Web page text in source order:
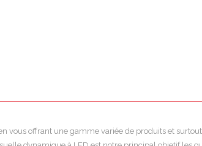
vous offrant une gamme variée de produits et